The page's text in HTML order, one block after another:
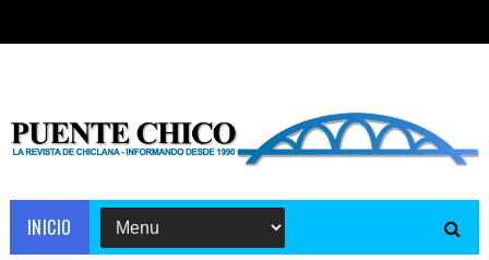
INICIO